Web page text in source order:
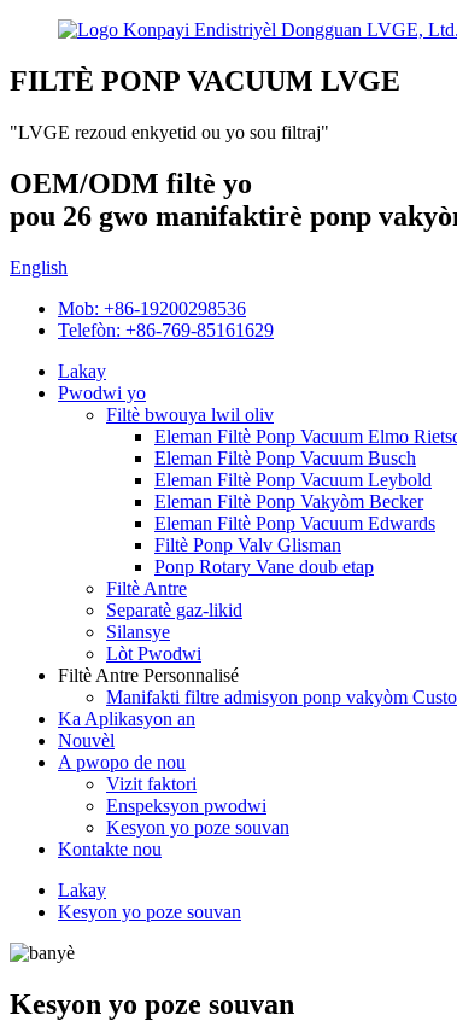
FILTÈ PONP VACUUM LVGE
"LVGE rezoud enkyetid ou yo sou filtraj"
OEM/ODM filtè yo
pou 26 gwo manifaktirè ponp
English
Mob: +86-19200298536
Telefòn: +86-769-85161629
Lakay
Pwodwi yo
Filtè bwouya lwil oliv
Eleman Filtè Ponp Vacuum Elmo
Eleman Filtè Ponp Vacuum Busch
Eleman Filtè Ponp Vacuum Leybold
Eleman Filtè Ponp Vakyòm Becker
Eleman Filtè Ponp Vacuum Edwards
Filtè Ponp Valv Glisman
Ponp Rotary Vane doub etap
Filtè Antre
Separatè gaz-likid
Silansye
Lòt Pwodwi
Filtè Antre Personnalisé
Manifakti filtre admisyon ponp vakyòm
Ka Aplikasyon an
Nouvèl
A pwopo de nou
Vizit faktori
Enspeksyon pwodwi
Kesyon yo poze souvan
Kontakte nou
Lakay
Kesyon yo poze souvan
Kesyon yo poze souvan